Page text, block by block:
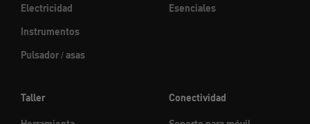
Electricidad
Instrumentos
Pulsador / asas
Esenciales
Taller
Conectividad